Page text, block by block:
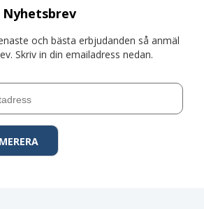
Nyhetsbrev
och bästa erbjudanden så anmäl
Skriv in din emailadress nedan.